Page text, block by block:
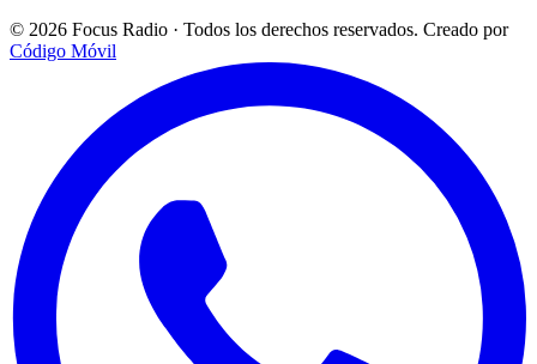
© 2026 Focus Radio · Todos los derechos reservados. Creado por
Código Móvil